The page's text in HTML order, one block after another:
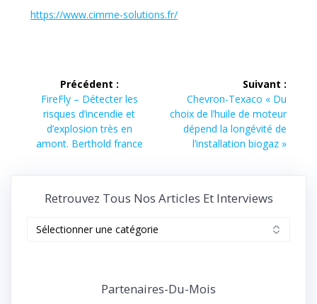
https://www.cimme-solutions.fr/
Navigation
l’article
Précédent :
Article
précédent :
FireFly – Détecter les
risques d’incendie et
d’explosion très en
amont. Berthold france
Suivant :
Article
suivant :
Chevron-Texaco « Du
choix de l’huile de moteur
dépend la longévité de
l’installation biogaz »
Retrouvez Tous Nos Articles Et Interviews
interviews
Partenaires-Du-Mois